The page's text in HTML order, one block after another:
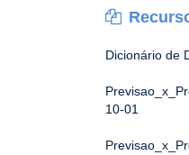
Dicionário de
10-01